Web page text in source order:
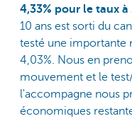
4,33% pour le taux
10 ans est sorti du
testé une importante
4,03%. Nous en
mouvement et le
l'accompagne nous
économiques